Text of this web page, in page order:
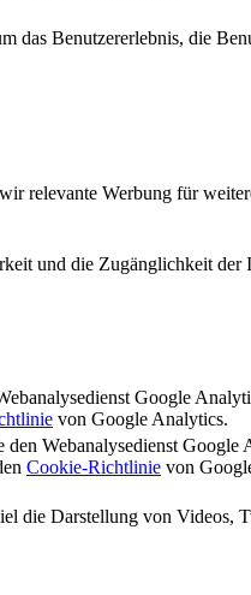
das Benutzererlebnis, die
relevante Werbung für
und die Zugänglichkeit der
Google
von Google Analytics.
den Webanalysedienst
Cookie-Richtlinie von
die Darstellung von Videos,